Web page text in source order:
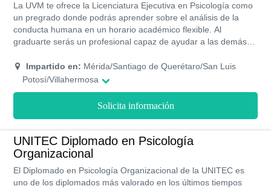
La UVM te ofrece la Licenciatura Ejecutiva en Psicología como
un pregrado donde podrás aprender sobre el análisis de la
conducta humana en un horario académico flexible. Al
graduarte serás un profesional capaz de ayudar a las demás
social. Esta licenciatura se imparte de forma presencial y tiene
una duración de tres años debido a que su plan de estudio está
Impartido en: Mérida/Santiago de Querétaro/San Luis
Potosí/Villahermosa
Solicita información
UNITEC Diplomado en Psicología
Organizacional
El Diplomado en Psicología Organizacional de la UNITEC es
uno de los diplomados más valorado en los últimos tiempos